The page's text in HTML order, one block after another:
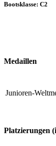
Bootsklasse: C2
Medaillen
Junioren-
Platzierungen